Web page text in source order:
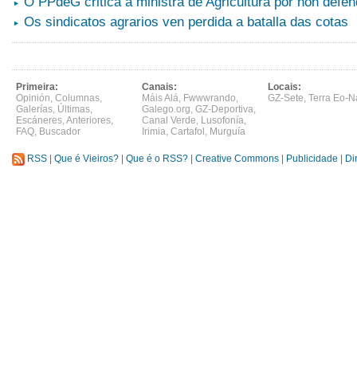
Os sindicatos agrarios ven perdida a batalla das cotas
Primeira:
Opinión, Columnas,
Galerías, Últimas,
Escáneres,Anteriores,
FAQ, Buscador
Canais:
Máis Alá, Fwwwrando,
Galego.org, GZ-Deportiva,
Canal Verde, Lusofonía,
Irimia, Cartafol , Murguía
Locais:
GZ-Sete, Terra Eo-
RSS Que é Vieiros? Que é o RSS? Creative Commons Publicidade